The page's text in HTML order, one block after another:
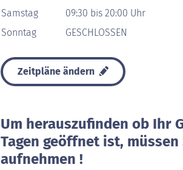
Samstag
09:30 bis 20:00 Uhr
Sonntag
GESCHLOSSEN
Zeitpläne ändern
Um herauszufinden ob Ihr
Tagen geöffnet ist,
aufnehmen !